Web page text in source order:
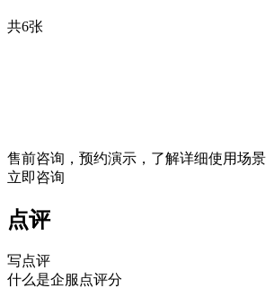
共6张
售前咨询，预约演示，了解详细使用场景
立即咨询
点评
写点评
什么是企服点评分